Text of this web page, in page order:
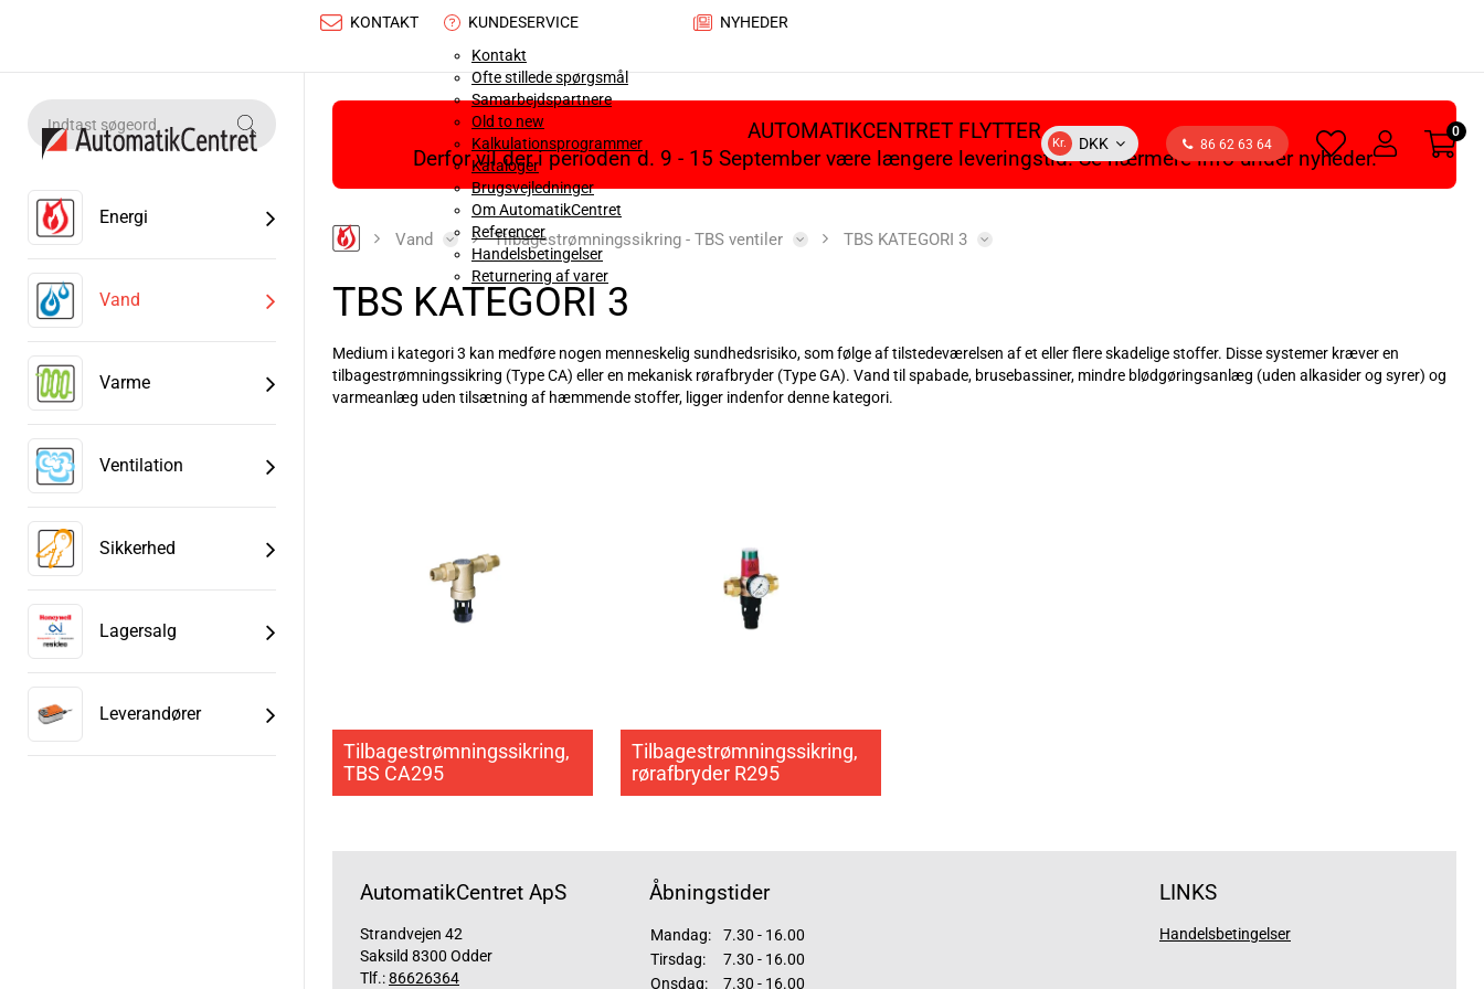
KONTAKT
KUNDESERVICE
Kontakt
Ofte stillede spørgsmål
Samarbejdspartnere
Old to new
Kalkulationsprogrammer
Kataloger
Brugsvejledninger
Om AutomatikCentret
Referencer
Handelsbetingelser
Returnering af varer
NYHEDER
Kr. DKK 86 62 63 64
heart
light
light
0
Energi
Vand
Varme
Ventilation
Sikkerhed
Lagersalg
Leverandører
AUTOMATIKCENTRET FLYTTER
Derfor vil der i perioden d. 9 - 15 September være længere leveringstid. Se nærmere info under nyheder.
Vand Tilbagestrømningssikring - TBS ventiler TBS KATEGORI 3
TBS KATEGORI 3
Medium i kategori 3 kan medføre nogen menneskelig sundhedsrisiko, som følge af tilstedeværelsen af et eller flere skadelige stoffer. Disse systemer kræver en
tilbagestrømningssikring (Type CA) eller en mekanisk rørafbryder (Type GA). Vand til spabade, brusebassiner, mindre blødgøringsanlæg (uden alkasider og syrer) og
varmeanlæg uden tilsætning af hæmmende stoffer, ligger indenfor denne kategori.
Læs mere
Tilbagestrømningssikring,
TBS CA295
Tilbagestrømningssikring,
rørafbryder R295
AutomatikCentret ApS
Strandvejen 42
Saksild 8300 Odder
Tlf.:86626364
Åbningstider
Mandag:
7.30 - 16.00
Tirsdag:
7.30 - 16.00
Onsdag:
7.30 - 16.00
LINKS
Handelsbetingelser